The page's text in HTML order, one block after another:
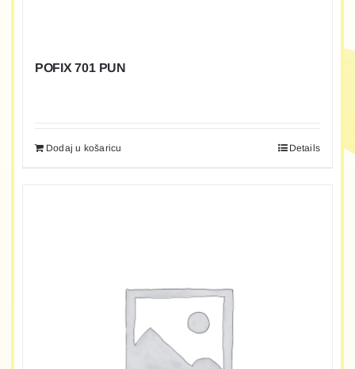
POFIX 701 PUN
Dodaj u košaricu Details